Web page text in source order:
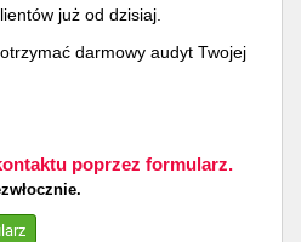
już od dzisiaj.
darmowy audyt Twojej
poprzez formularz.